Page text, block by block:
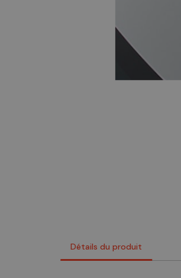
Détails du produit